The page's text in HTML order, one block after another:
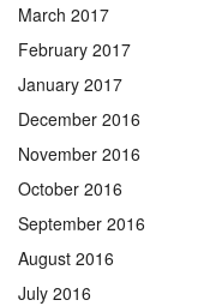
March 2017
February 2017
January 2017
December 2016
November 2016
October 2016
September 2016
August 2016
July 2016